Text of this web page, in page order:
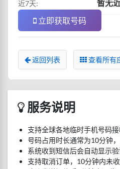
近7天:
暂无
立即获取号码
返回列表 查看所有
服务说明
支持全球各地临时手机号码
号码占用时长通常为10分钟
系统收到短信后会自动显示
支持取消订单，10分钟内未